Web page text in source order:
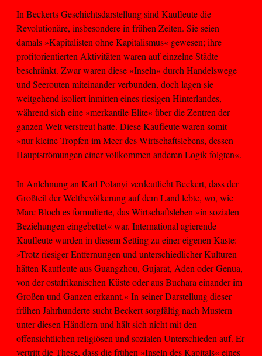
In Beckerts Geschichtsdarstellung sind Kaufleute die
Revolutionäre, insbesondere in frühen Zeiten. Sie seien
damals »Kapitalisten ohne Kapitalismus« gewesen; ihre
profitorientierten Aktivitäten waren auf einzelne Städte
beschränkt. Zwar waren diese »Inseln« durch Handelswege
und Seerouten miteinander verbunden, doch lagen sie
weitgehend isoliert inmitten eines riesigen Hinterlandes,
während sich eine »merkantile Elite« über die Zentren der
ganzen Welt verstreut hatte. Diese Kaufleute waren somit
»nur kleine Tropfen im Meer des Wirtschaftslebens, dessen
Hauptströmungen einer vollkommen anderen Logik folgten«.
In Anlehnung an Karl Polanyi verdeutlicht Beckert, dass der
Großteil der Weltbevölkerung auf dem Land lebte, wo, wie
Marc Bloch es formulierte, das Wirtschaftsleben »in sozialen
Beziehungen eingebettet« war. International agierende
Kaufleute wurden in diesem Setting zu einer eigenen Kaste:
»Trotz riesiger Entfernungen und unterschiedlicher Kulturen
hätten Kaufleute aus Guangzhou, Gujarat, Aden oder Genua,
von der ostafrikanischen Küste oder aus Buchara einander im
Großen und Ganzen erkannt.« In seiner Darstellung dieser
frühen Jahrhunderte sucht Beckert sorgfältig nach Mustern
unter diesen Händlern und hält sich nicht mit den
offensichtlichen religiösen und sozialen Unterschieden auf. Er
vertritt die These, dass die frühen »Inseln des Kapitals« eines